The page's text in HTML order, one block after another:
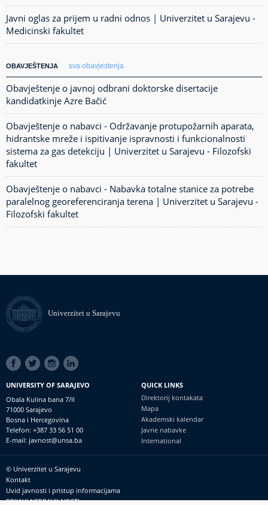
Javni oglas za prijem u radni odnos | Univerzitet u Sarajevu -
Medicinski fakultet
OBAVJEŠTENJA sva obavjestenja
Obavještenje o javnoj odbrani doktorske disertacije
kandidatkinje Azre Bačić
Obavještenje o nabavci - Održavanje protupožarnih aparata,
hidrantske mreže i ispitivanje ispravnosti i funkcionalnosti
sistema za gas detekciju | Univerzitet u Sarajevu - Filozofski
fakultet
Obavještenje o nabavci - Nabavka totalne stanice za potrebe
paralelnog georeferenciranja terena | Univerzitet u Sarajevu -
Filozofski fakultet
Univerzitet u Sarajevu
SOCIAL
LINKS
UNIVERSITY OF SARAJEVO
Obala Kulina bana 7/II
71000 Sarajevo
Bosna i Hercegovina
Telefon: +387 33 56 51 00
E-mail: javnost@unsa.ba
QUICK LINKS
Direktorij kontakata
Mapa
Akademski kalendar
Javne nabavke
International
Footer
meni
© Univerzitet u Sarajevu
Kontakt
Uvid javnosti i pristup informacijama
PRIJAVI NEPRAVILNOSTI